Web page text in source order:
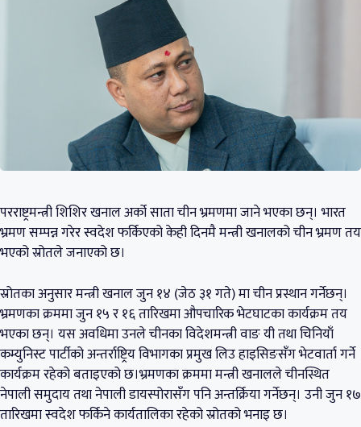
परराष्ट्रमन्त्री शिशिर खनाल अर्को साता चीन भ्रमणमा जाने भएका छन्। भारत
भ्रमण सम्पन्न गरेर स्वदेश फर्किएको केही दिनमै मन्त्री खनालको चीन भ्रमण तय
भएको स्रोतले जनाएको छ।
स्रोतका अनुसार मन्त्री खनाल जुन १४ (जेठ ३१ गते) मा चीन प्रस्थान गर्नेछन्।
भ्रमणका क्रममा जुन १५ र १६ तारिखमा औपचारिक भेटघाटका कार्यक्रम तय
भएका छन्। यस अवधिमा उनले चीनका विदेशमन्त्री वाङ यी तथा चिनियाँ
कम्युनिस्ट पार्टीको अन्तर्राष्ट्रिय विभागका प्रमुख लिउ हाइसिङसँग भेटवार्ता गर्ने
कार्यक्रम रहेको बताइएको छ।भ्रमणका क्रममा मन्त्री खनालले चीनस्थित
नेपाली समुदाय तथा नेपाली डायस्पोरासँग पनि अन्तर्क्रिया गर्नेछन्। उनी जुन १७
तारिखमा स्वदेश फर्किने कार्यतालिका रहेको स्रोतको भनाइ छ।